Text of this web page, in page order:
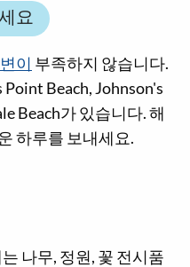
요
이 부족하지 않습니다.
Beach, Johnson's
Beach가 있습니다. 해
하루를 보내세요.
나무, 정원, 꽃 전시품